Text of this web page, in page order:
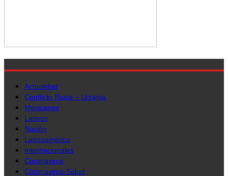
Actualidad
Conflicto Rusia – Ucrania
Mexicanos
Latinos
Nación
Latinoamérica
Internacionales
Coronavirus
Coronavirus-Salud